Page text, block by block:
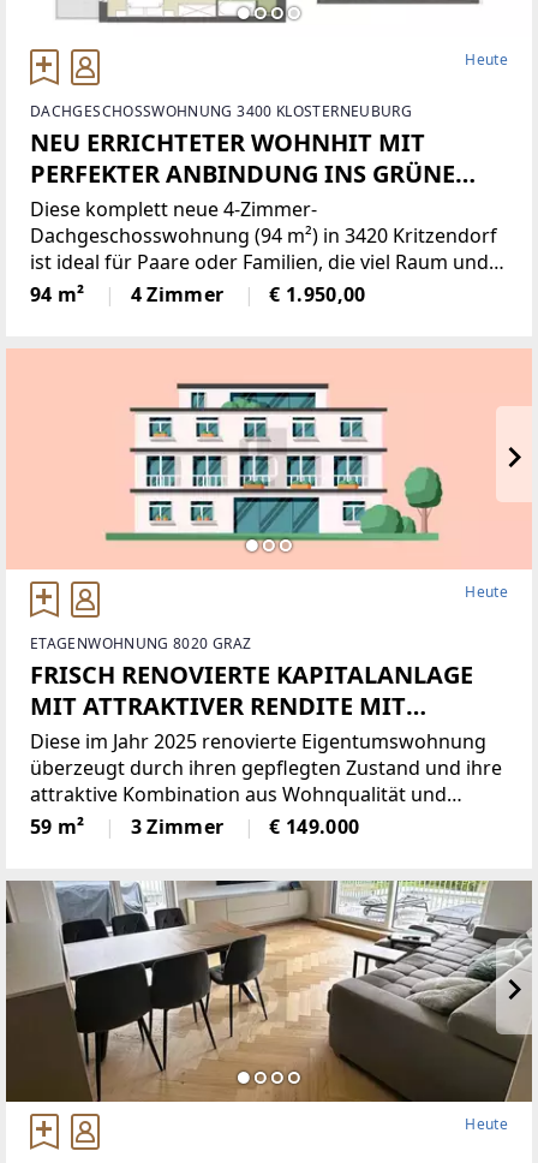
Heute
DACHGESCHOSSWOHNUNG 3400 KLOSTERNEUBURG
NEU ERRICHTETER WOHNHIT MIT
PERFEKTER ANBINDUNG INS GRÜNE
UND ZENTRUM
Diese komplett neue 4-Zimmer-
Dachgeschosswohnung (94 m²) in 3420 Kritzendorf
ist ideal für Paare oder Familien, die viel Raum und
Ruhe suchen. Erstbezug mit großzügig
geschnittenen Zimmern, hochwertigem
94 m² 4 Zimmer € 1.950,00
Heute
ETAGENWOHNUNG 8020 GRAZ
FRISCH RENOVIERTE KAPITALANLAGE
MIT ATTRAKTIVER RENDITE MIT
BALKON
Diese im Jahr 2025 renovierte Eigentumswohnung
überzeugt durch ihren gepflegten Zustand und ihre
attraktive Kombination aus Wohnqualität und
Investmentpotenzial. Mit einer Wohnfläche von ca.
59 m² und einer durchdachten Raumaufteilung
59 m² 3 Zimmer € 149.000
Heute